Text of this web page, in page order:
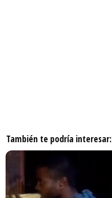
También te podría interesar: